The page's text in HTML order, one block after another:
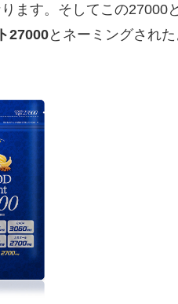
ます。そしてこの27000
27000とネーミングされた